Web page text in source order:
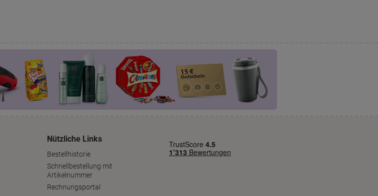
Nützliche Links
Bestellhistorie
Schnellbestellung mit
Artikelnummer
Rechnungsportal